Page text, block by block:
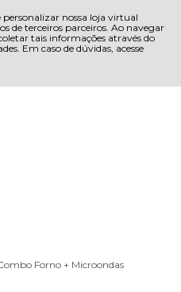
personalizar nossa loja virtual
de terceiros parceiros. Ao navegar
tais informações através do
Em caso de dúvidas, acesse
Forno + Microondas